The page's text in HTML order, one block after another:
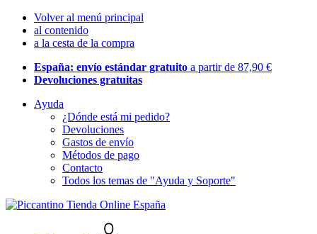
Volver al menú principal
al contenido
a la cesta de la compra
España: envío estándar gratuito a partir de 87,90 €
Devoluciones gratuitas
Ayuda
¿Dónde está mi pedido?
Devoluciones
Gastos de envío
Métodos de pago
Contacto
Todos los temas de "Ayuda y Soporte"